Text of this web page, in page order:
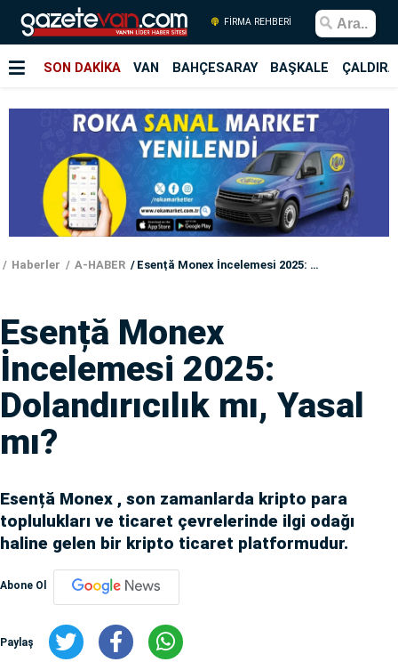
FİRMA REHBERİ
SON DAKİKA VAN BAHÇESARAY BAŞKALE
Haberler A-HABER Esență Monex İncelemesi 2025: Dolandırıcılık mı, Yasal mı?
Esență Monex
İncelemesi 2025:
Dolandırıcılık mı, Yasal
mı?
Esență Monex , son zamanlarda kripto para
toplulukları ve ticaret çevrelerinde ilgi odağı
haline gelen bir kripto ticaret platformudur.
Abone Ol
Paylaş